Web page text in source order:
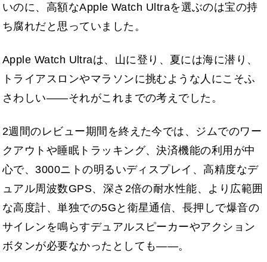
いのに、高額なApple Watch Ultraを選ぶのは宝の持
ち腐れだと思っていました。
Apple Watch Ultraは、山に登り、夏には海に潜り、
トライアスロンやマラソンに挑むような人にこそふ
さわしい――それがこれまでの考えでした。
2週間のレビュー期間を終えた今では、ジムでのワー
クアウトや睡眠トラッキング、決済機能の利用が中
心で、3000ニトの明るいディスプレイ、高精度なデ
ュアル周波数GPS、深さ2倍の耐水性能、より広範囲
な高度計、単独での5Gと衛星通信、長押しで爆音の
サイレンを鳴らすデュアルスピーカーやアクション
ボタンが必要なかったとしても――。